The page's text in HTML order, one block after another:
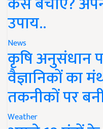
उपाय..
News
कृषि अनुसंधान
वैज्ञानिकों का
तकनीकों पर
Weather